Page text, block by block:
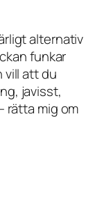
alternativ
funkar
vill att du
javisst,
rätta mig om